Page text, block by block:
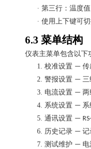
· 第三行：温度值
· 使用上下键可切
6.3 菜单结构
仪表主菜单包含以下
1. 校准设置 — 传
2. 警报设置 — 三
3. 电流设置 —
4. 系统设置 —
5. 通讯设置 —
6. 历史记录 — 记
7. 测试维护 —